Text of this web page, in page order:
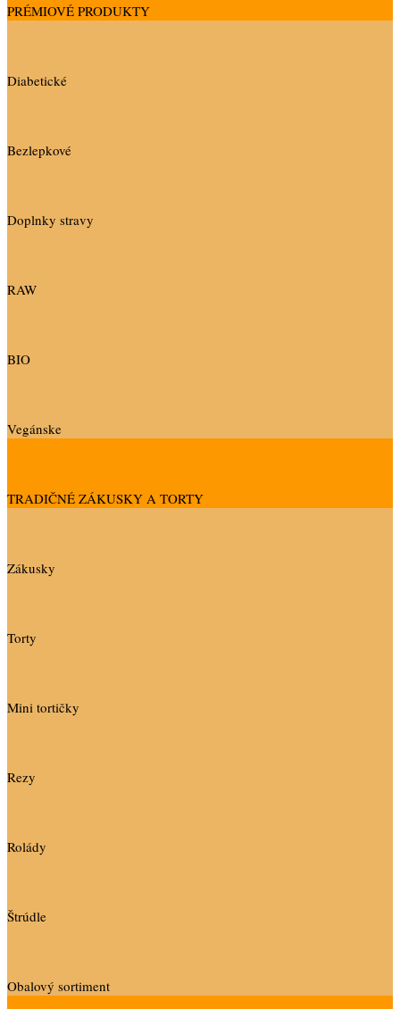
PRÉMIOVÉ PRODUKTY
Diabetické
Bezlepkové
Doplnky stravy
RAW
BIO
Vegánske
TRADIČNÉ ZÁKUSKY A TORTY
Zákusky
Torty
Mini tortičky
Rezy
Rolády
Štrúdle
Obalový sortiment